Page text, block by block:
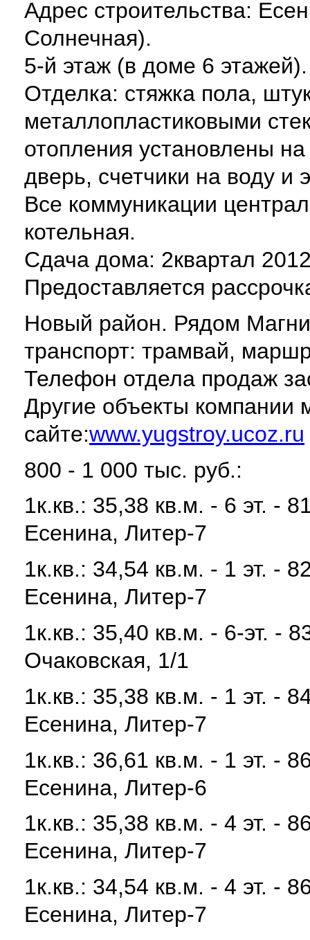
Адрес строительства:
Солнечная).
5-й этаж (в доме 6
Отделка: стяжка пола,
металлопластиковыми
отопления установлены
дверь, счетчики на воду и
Все коммуникации
котельная.
Сдача дома: 2квартал
Предоставляется
Новый район. Рядом
транспорт: трамвай,
Телефон отдела продаж
Другие объекты компании
сайте:www.yugstroy.ucoz.ru
800 - 1 000 тыс. руб.:
1к.кв.: 35,38 кв.м. - 6 эт. -
Есенина, Литер-7
1к.кв.: 34,54 кв.м. - 1 эт. -
Есенина, Литер-7
1к.кв.: 35,40 кв.м. - 6-эт. -
Очаковская, 1/1
1к.кв.: 35,38 кв.м. - 1 эт. -
Есенина, Литер-7
1к.кв.: 36,61 кв.м. - 1 эт. -
Есенина, Литер-6
1к.кв.: 35,38 кв.м. - 4 эт. -
Есенина, Литер-7
1к.кв.: 34,54 кв.м. - 4 эт. -
Есенина, Литер-7